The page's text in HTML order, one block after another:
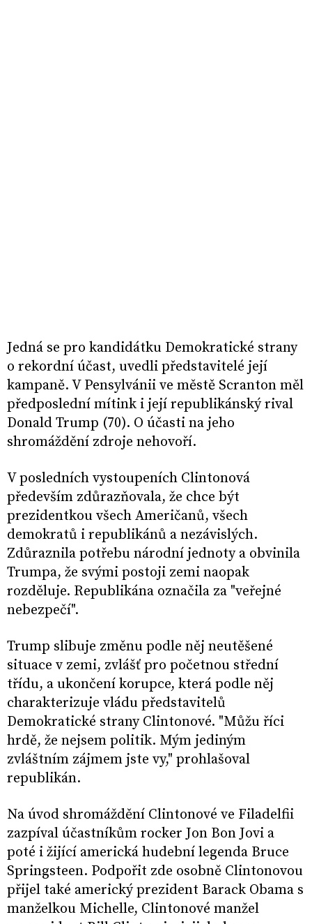
Jedná se pro kandidátku Demokratické strany
o rekordní účast, uvedli představitelé její
kampaně. V Pensylvánii ve městě Scranton měl
předposlední mítink i její republikánský rival
Donald Trump (70). O účasti na jeho
shromáždění zdroje nehovoří.
V posledních vystoupeních Clintonová
především zdůrazňovala, že chce být
prezidentkou všech Američanů, všech
demokratů i republikánů a nezávislých.
Zdůraznila potřebu národní jednoty a obvinila
Trumpa, že svými postoji zemi naopak
rozděluje. Republikána označila za "veřejné
nebezpečí".
Trump slibuje změnu podle něj neutěšené
situace v zemi, zvlášť pro početnou střední
třídu, a ukončení korupce, která podle něj
charakterizuje vládu představitelů
Demokratické strany Clintonové. "Můžu říci
hrdě, že nejsem politik. Mým jediným
zvláštním zájmem jste vy," prohlašoval
republikán.
Na úvod shromáždění Clintonové ve Filadelfii
zazpíval účastníkům rocker Jon Bon Jovi a
poté i žijící americká hudební legenda Bruce
Springsteen. Podpořit zde osobně Clintonovou
přijel také americký prezident Barack Obama s
manželkou Michelle, Clintonové manžel